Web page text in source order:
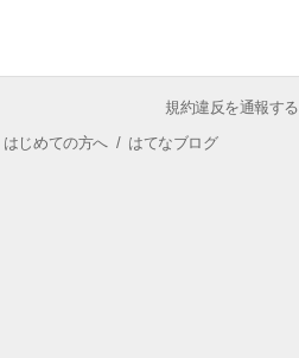
規約違反を通報する
はじめての方へ/ はてなブログ